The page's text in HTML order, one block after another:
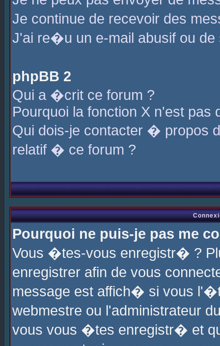
Je continue de recevoir des
J'ai re�u un e-mail abusif ou de
phpBB 2
Qui a �crit ce forum ?
Pourquoi la fonction X n'est pas
Qui dois-je contacter � propos
relatif � ce forum ?
Pourquoi ne puis-je pas me
Vous �tes-vous enregistr� ?
enregistrer afin de vous
message est affich� si vous
webmestre ou l'administrateur
vous vous �tes enregistr� et